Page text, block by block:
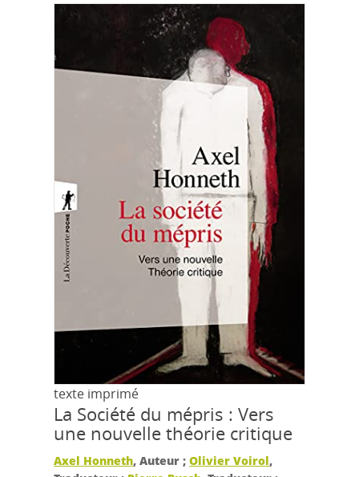
texte imprimé
La Société du mépris : Vers
une nouvelle théorie critique
Axel Honneth, Auteur ;Olivier Voirol,